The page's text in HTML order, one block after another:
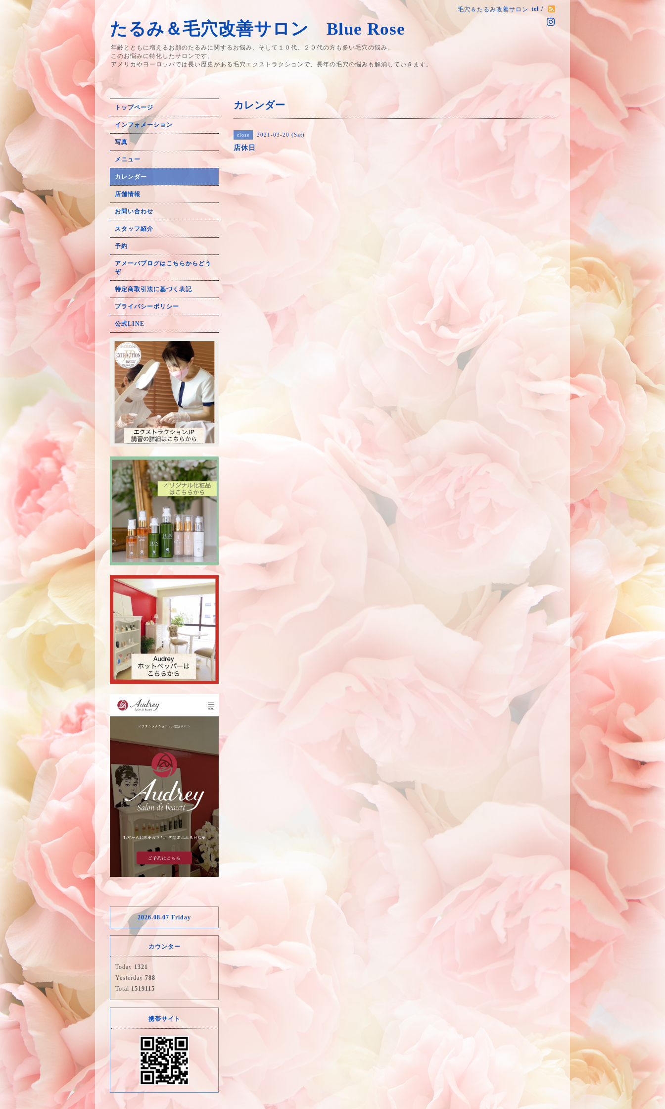
毛穴＆たるみ改善サロン tel /
たるみ＆毛穴改善サロン Blue Rose
年齢とともに増えるお顔のたるみに関するお悩み、そして１０代、２０代の方も多い毛穴の悩み。
このお悩みに特化したサロンです。
アメリカやヨーロッパでは長い歴史がある毛穴エクストラクションで、長年の毛穴の悩みも解消していきます。
カレンダー
close 2021-03-20 (Sat)
店休日
トップページ
インフォメーション
写真
メニュー
カレンダー
店舗情報
お問い合わせ
スタッフ紹介
予約
アメーバブログはこちらからどう
ぞ
特定商取引法に基づく表記
プライバシーポリシー
公式LINE
2026.08.07 Friday
カウンター
Today 1321
Yesterday 788
Total 1519115
携帯サイト